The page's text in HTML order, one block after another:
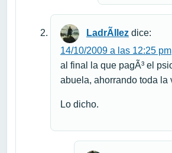
LadrÃ­llez dice:
14/10/2009 a las 12:25 pm
al final la que pagÃ³ el
abuela, ahorrando toda la
Lo dicho.